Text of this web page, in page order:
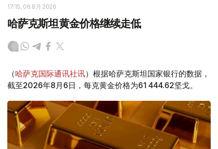
17:15, 06 8月 2026
哈萨克斯坦黄金价格继续走低
（哈萨克国际通讯社讯）根据哈萨克斯坦国家银行的数据，
截至2026年8月6日，每克黄金价格为61 444.62坚戈。